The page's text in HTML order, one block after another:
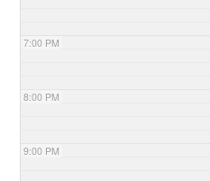
7:00 PM
8:00 PM
9:00 PM